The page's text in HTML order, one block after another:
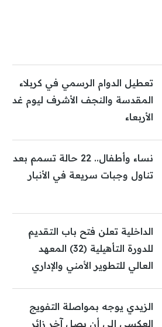
تعطيل الدوام الرسمي في كربلاء
المقدسة والنجف الأشرف ليوم غد
الأربعاء
نساء وأطفال.. 22 حالة تسمم بعد
تناول وجبات سريعة في الأنبار
الداخلية تعلن فتح باب التقديم
للدورة التأهيلية (32) المعهد
العالي للتطوير الأمني والإداري
الزيدي يوجه بمواصلة التفويج
العكسي إلى أن يصل آخر زائر